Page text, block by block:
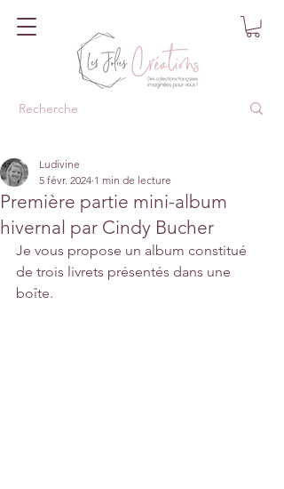
Première partie mini-album
hivernal par Cindy Bucher
Ludivine
5 févr. 2024 1 min de lecture
Je vous propose un album constitué
de trois livrets présentés dans une
boîte.